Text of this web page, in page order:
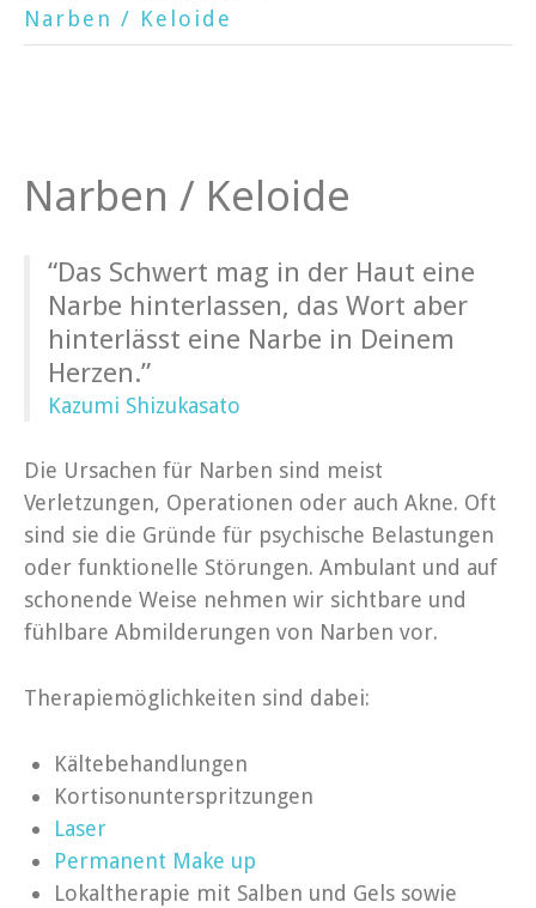
Narben / Keloide
Narben / Keloide
“Das Schwert mag in der Haut eine
Narbe hinterlassen, das Wort aber
hinterlässt eine Narbe in Deinem
Herzen.”
Kazumi Shizukasato
Die Ursachen für Narben sind meist
Verletzungen, Operationen oder auch Akne. Oft
sind sie die Gründe für psychische Belastungen
oder funktionelle Störungen. Ambulant und auf
schonende Weise nehmen wir sichtbare und
fühlbare Abmilderungen von Narben vor.
Therapiemöglichkeiten sind dabei:
Kältebehandlungen
Kortisonunterspritzungen
Laser
Permanent Make up
Lokaltherapie mit Salben und Gels sowie